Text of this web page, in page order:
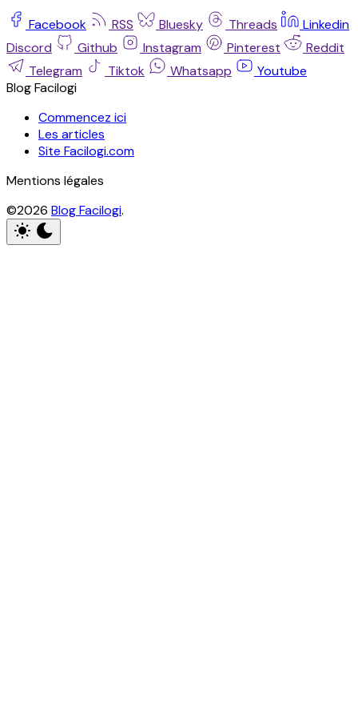
Facebook RSS Bluesky Threads
Linkedin
Discord
Github Instagram Pinterest
Reddit
Telegram
Tiktok Whatsapp
Youtube
Blog Facilogi
Commencez ici
Les articles
Site Facilogi.com
Mentions légales
©2026 Blog Facilogi.